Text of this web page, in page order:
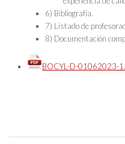
6) Bibliografía.
7) Listado de
8) Documentación
BOCYL-D-01062023-